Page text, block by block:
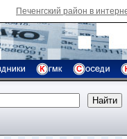
Печенгский район в